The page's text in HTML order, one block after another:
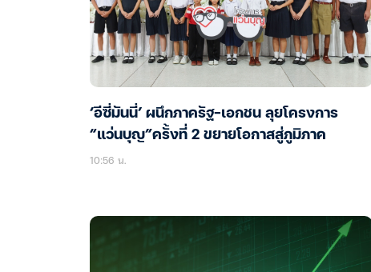
‘อีซี่มันนี่’ ผนึกภาครัฐ-เอกชน ลุยโครงการ
“แว่นบุญ”ครั้งที่ 2 ขยายโอกาสสู่ภูมิภาค
10:56 น.